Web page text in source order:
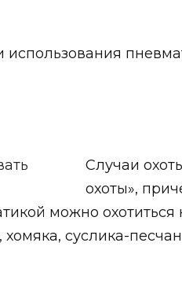
Случаи
охоты»,
можно
хомяка, суслика-